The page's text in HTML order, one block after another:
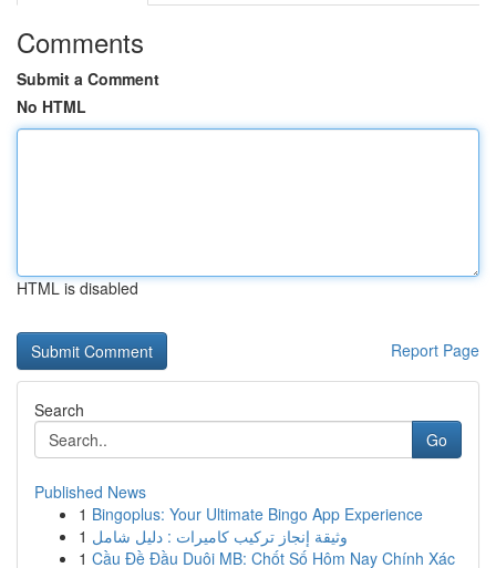
Comments
Submit a Comment
No HTML
HTML is disabled
Report Page
Search
Go
Published News
1 Bingoplus: Your Ultimate Bingo App Experience
1 وثيقة إنجاز تركيب كاميرات : دليل شامل
1 Cầu Đề Đầu Duôi MB: Chốt Số Hôm Nay Chính Xác